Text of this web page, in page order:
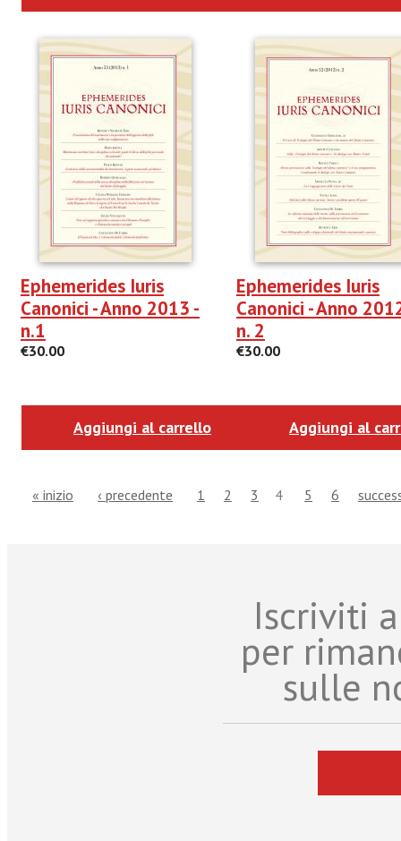
Ephemerides Iuris
Canonici - Anno 2013 -
n.1
€30.00
Aggiungi al carrello
Ephemerides Iuris
Canonici - Anno
n. 2
€30.00
Aggiungi al
« inizio ‹ precedente 1 2 3 4 5 6
Iscriviti
per
sulle